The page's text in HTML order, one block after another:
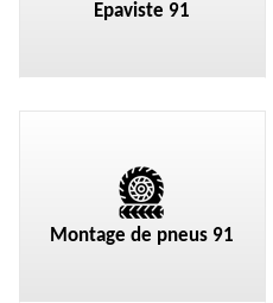
Epaviste 91
Montage de pneus 91